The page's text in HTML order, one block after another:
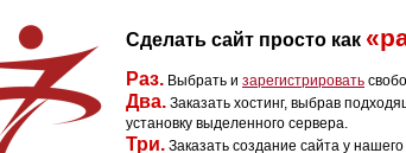
Сделать сайт просто как
Раз. Выбрать и зарегистрировать
Два. Заказать хостинг, выбрав
установку выделенного сервера.
Три. Заказать создание сайта у